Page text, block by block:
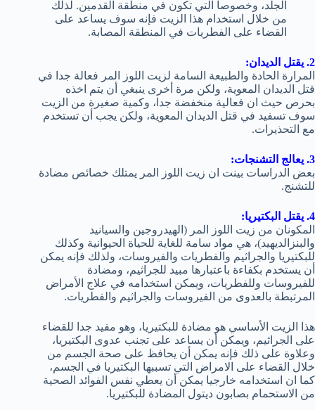
الجلد، وخصوصا التي تكون في منطقة القدمين. لذلك
من خلال استخدام هذا الزيت فإنه سوف يساعد على
القضاء على الفطريات في المنطقة المصابة.
2. يقتل الديدان:
المرارة الحادة والطبيعة السامة لزيت اللوز المر فعالة جدا في
قتل الديدان المعوية، ولكن مرة أخرى ينبغي أن يتم اخذه
بحرص حيث ان فعالية منخفضة جدا، وكمية صغيرة من الزيت
سوف تسفيد في قتل الديدان المعوية، ولكن يجب أن تستخدم
مع التحذيرات.
3. يعالج التشنجات:
بعض الدراسات بينت ان زيت اللوز المر يمتلك خصائص مضادة
للتشنج.
4. يقتل البكتيريا:
المكونان من زيت اللوز المر (الهيدروجين والسيانيد
والبنزالديهيد)، هي مواد سامة للغاية للحياة الحيوانية وكذلك
للبكتيريا والجراثيم والفطريات والفيروسات، ولذلك فإنه يمكن
أن يستخدم بكفاءة باعتبارها مبيد للجراثيم، ومضادة
للفيروسات وللفطريات، ويمكن استخدامه في علاج الأمراض
المرتبطة بالعدوى من الفيروسات والجراثيم والفطريات.
هذا الزيت الأساسي هو مضادة للبكتيريا، وهو مفيد جدا للقضاء
على الجراثيم، ويمكن أن يساعد على تجنب عدوى البكتيريا،
وعلاوة على ذلك فإنه يمكن أن يحافظ على صحة الجسم من
خلال القضاء على الامراض التي تسببها البكتيريا في الجسم،
كما ان استخدامه خارجيا يمكن أن يعطي نفس الفوائد الصحية
من الاستحمام بصابون ديتول المضادة للبكتيريا.